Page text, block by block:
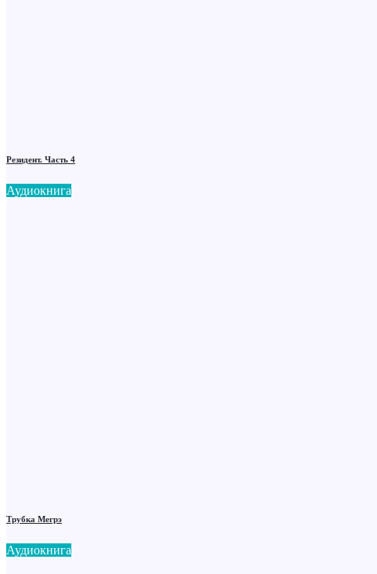
Резидент. Часть 4
Аудиокнига
Трубка Мегрэ
Аудиокнига